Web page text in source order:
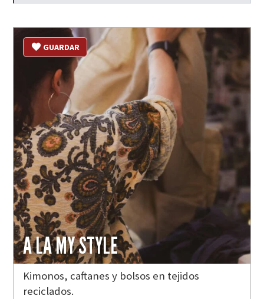
A LA MY STYLE
GUARDAR
Kimonos, caftanes y bolsos en tejidos
reciclados.